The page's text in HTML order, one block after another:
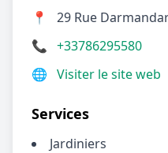
📍
29 Rue
📞 +33786295580
🌐 Visiter le site web
Services
Jardiniers